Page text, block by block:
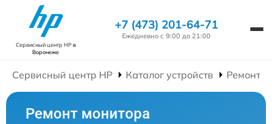
Сервисный центр HPв
Воронеже
+7 (473) 201-64-71
Ежедневно с 9:00 до 21:00
Сервисный центр HP Каталог устройств Ремонт
Ремонт монитора